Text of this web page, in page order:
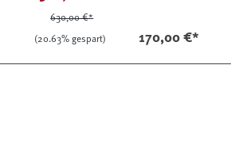
630,00 €*
(20.63% gespart) 170,00 €*